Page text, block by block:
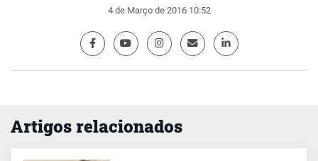
4 de Março de 2016 10:52
Artigos relacionados